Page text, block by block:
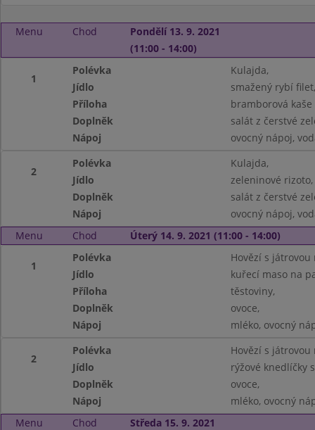
Menu Chod
Pondělí 13. 9. 2021
(11:00 - 14:00)
1
Polévka
Kulajda,
Jídlo
smažený rybí filet,
Příloha
bramborová
Doplněk
salát z čerstvé
Nápoj
ovocný nápoj,
2
Polévka
Kulajda,
Jídlo
zeleninové rizoto,
Doplněk
salát z čerstvé
Nápoj
ovocný nápoj,
Menu
Chod Úterý 14. 9. 2021 (11:00 - 14:00)
1
Polévka
Hovězí s
Jídlo
kuřecí maso na
Příloha
těstoviny,
Doplněk
ovoce,
Nápoj
mléko, ovocný
2
Polévka
Hovězí s
Jídlo
rýžové knedlíčky
Doplněk
ovoce,
Nápoj
mléko, ovocný
Menu
Chod
Středa 15. 9. 2021